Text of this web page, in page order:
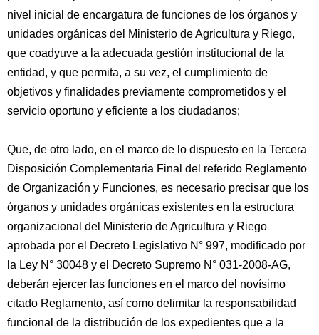
nivel inicial de encargatura de funciones de los órganos y
unidades orgánicas del Ministerio de Agricultura y Riego,
que coadyuve a la adecuada gestión institucional de la
entidad, y que permita, a su vez, el cumplimiento de
objetivos y finalidades previamente comprometidos y el
servicio oportuno y eficiente a los ciudadanos;
Que, de otro lado, en el marco de lo dispuesto en la Tercera
Disposición Complementaria Final del referido Reglamento
de Organización y Funciones, es necesario precisar que los
órganos y unidades orgánicas existentes en la estructura
organizacional del Ministerio de Agricultura y Riego
aprobada por el Decreto Legislativo N° 997, modificado por
la Ley N° 30048 y el Decreto Supremo N° 031-2008-AG,
deberán ejercer las funciones en el marco del novísimo
citado Reglamento, así como delimitar la responsabilidad
funcional de la distribución de los expedientes que a la